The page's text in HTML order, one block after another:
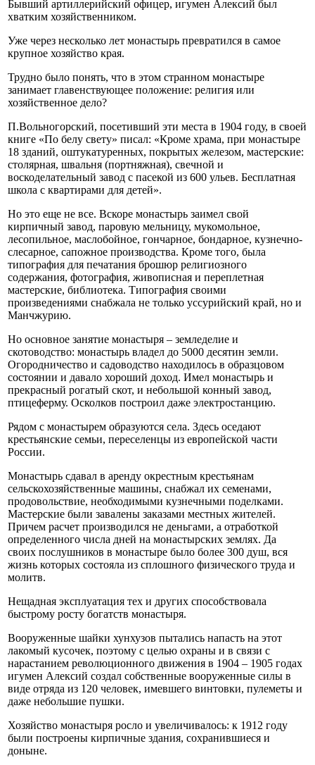
Бывший артиллерийский офицер, игумен Алексий был
хватким хозяйственником.
Уже через несколько лет монастырь превратился в самое
крупное хозяйство края.
Трудно было понять, что в этом странном монастыре
занимает главенствующее положение: религия или
хозяйственное дело?
П.Вольногорский, посетивший эти места в 1904 году, в своей
книге «По белу свету» писал: «Кроме храма, при монастыре
18 зданий, оштукатуренных, покрытых железом, мастерские:
столярная, швальня (портняжная), свечной и
воскоделательный завод с пасекой из 600 ульев. Бесплатная
школа с квартирами для детей».
Но это еще не все. Вскоре монастырь заимел свой
кирпичный завод, паровую мельницу, мукомольное,
лесопильное, маслобойное, гончарное, бондарное, кузнечно-
слесарное, сапожное производства. Кроме того, была
типография для печатания брошюр религиозного
содержания, фотография, живописная и переплетная
мастерские, библиотека. Типография своими
произведениями снабжала не только уссурийский край, но и
Манчжурию.
Но основное занятие монастыря – земледелие и
скотоводство: монастырь владел до 5000 десятин земли.
Огородничество и садоводство находилось в образцовом
состоянии и давало хороший доход. Имел монастырь и
прекрасный рогатый скот, и небольшой конный завод,
птицеферму. Осколков построил даже электростанцию.
Рядом с монастырем образуются села. Здесь оседают
крестьянские семьи, переселенцы из европейской части
России.
Монастырь сдавал в аренду окрестным крестьянам
сельскохозяйственные машины, снабжал их семенами,
продовольствие, необходимыми кузнечными поделками.
Мастерские были завалены заказами местных жителей.
Причем расчет производился не деньгами, а отработкой
определенного числа дней на монастырских землях. Да
своих послушников в монастыре было более 300 душ, вся
жизнь которых состояла из сплошного физического труда и
молитв.
Нещадная эксплуатация тех и других способствовала
быстрому росту богатств монастыря.
Вооруженные шайки хунхузов пытались напасть на этот
лакомый кусочек, поэтому с целью охраны и в связи с
нарастанием революционного движения в 1904 – 1905 годах
игумен Алексий создал собственные вооруженные силы в
виде отряда из 120 человек, имевшего винтовки, пулеметы и
даже небольшие пушки.
Хозяйство монастыря росло и увеличивалось: к 1912 году
были построены кирпичные здания, сохранившиеся и
доныне.